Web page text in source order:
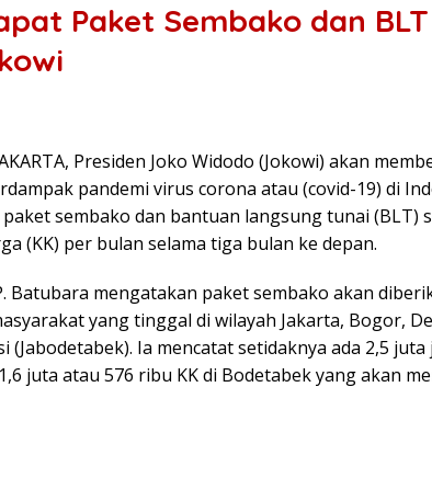
Paket Sembako dan
Presiden Joko Widodo (Jokowi) akan
pandemi virus corona atau (covid-19) di
sembako dan bantuan langsung tunai (BLT)
(KK) per bulan selama tiga bulan ke depan.
Batubara mengatakan paket sembako akan
yang tinggal di wilayah Jakarta, Bogor,
(Jabodetabek). Ia mencatat setidaknya ada 2,5 juta
juta atau 576 ribu KK di Bodetabek yang akan